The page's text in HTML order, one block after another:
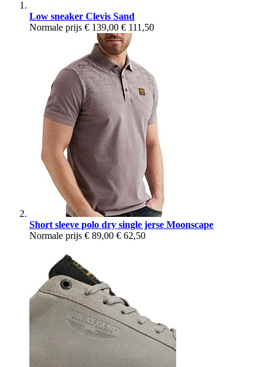
Low sneaker Clevis Sand
Normale prijs € 139,00 € 111,50
Short sleeve polo dry single jerse Moonscape
Normale prijs € 89,00 € 62,50